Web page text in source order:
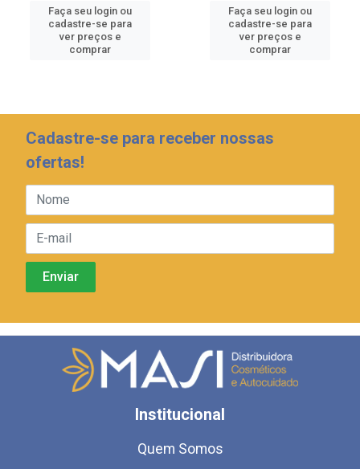
Faça seu login ou
cadastre-se para
ver preços e
comprar
Faça seu login ou
cadastre-se para
ver preços e
comprar
Cadastre-se para receber nossas
ofertas!
Institucional
Quem Somos